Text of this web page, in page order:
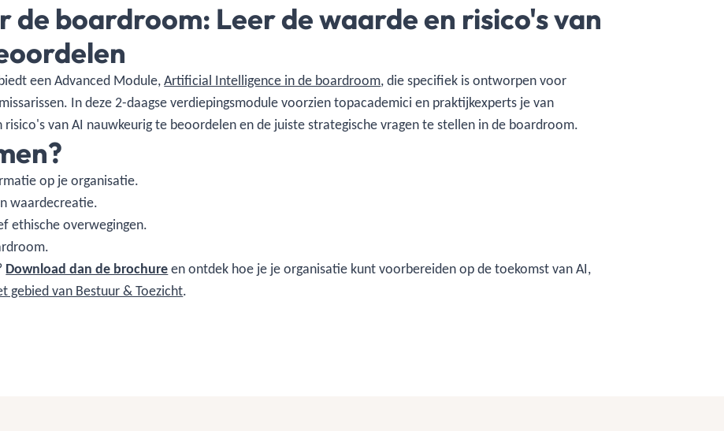
de boardroom: Leer de waarde en risico's van
een Advanced Module,Artificial Intelligence in de boardroom, die specifiek is ontworpen voor
In deze 2-daagse verdiepingsmodule voorzien topacademici en praktijkexperts je van
van AI nauwkeurig te beoordelen en de juiste strategische vragen te stellen in de boardroom.
op je organisatie.
waardecreatie.
ethische overwegingen.
Download dan de brochureen ontdek hoe je je organisatie kunt voorbereiden op de toekomst van AI,
gebied van Bestuur & Toezicht.